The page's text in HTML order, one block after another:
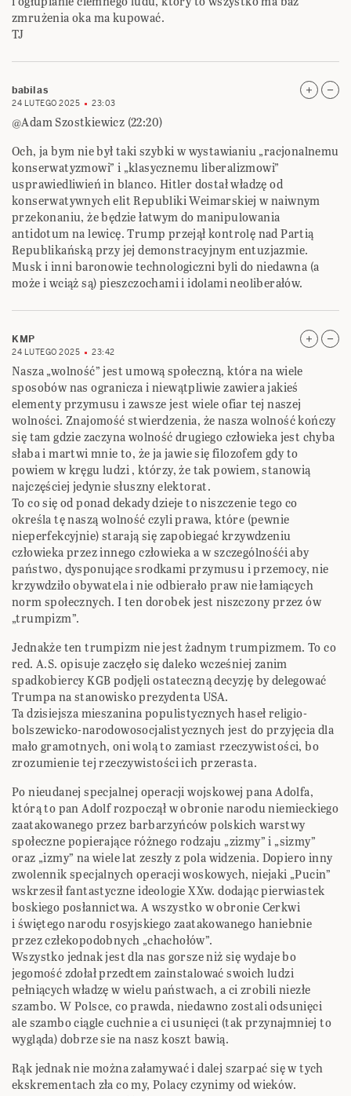
zmrużenia oka ma kupować.
TJ
babilas
24 LUTEGO 2025 23:03
@Adam Szostkiewicz (22:20)
Och, ja bym nie był taki szybki w wystawianiu „racjonalnemu
konserwatyzmowi” i „klasycznemu liberalizmowi”
usprawiedliwień in blanco. Hitler dostał władzę od
konserwatywnych elit Republiki Weimarskiej w naiwnym
przekonaniu, że będzie łatwym do manipulowania
antidotum na lewicę. Trump przejął kontrolę nad Partią
Republikańską przy jej demonstracyjnym entuzjazmie.
Musk i inni baronowie technologiczni byli do niedawna (a
może i wciąż są) pieszczochami i idolami neoliberałów.
KMP
24 LUTEGO 2025 23:42
Nasza „wolność” jest umową społeczną, która na wiele
sposobów nas ogranicza i niewątpliwie zawiera jakieś
elementy przymusu i zawsze jest wiele ofiar tej naszej
wolności. Znajomość stwierdzenia, że nasza wolność kończy
się tam gdzie zaczyna wolność drugiego człowieka jest chyba
słaba i martwi mnie to, że ja jawie się filozofem gdy to
powiem w kręgu ludzi , którzy, że tak powiem, stanowią
najczęściej jedynie słuszny elektorat.
To co się od ponad dekady dzieje to niszczenie tego co
określa tę naszą wolność czyli prawa, które (pewnie
nieperfekcyjnie) starają się zapobiegać krzywdzeniu
człowieka przez innego człowieka a w szczególnośći aby
państwo, dysponujące srodkami przymusu i przemocy, nie
krzywdziło obywatela i nie odbierało praw nie łamiących
norm społecznych. I ten dorobek jest niszczony przez ów
„trumpizm”.
Jednakże ten trumpizm nie jest żadnym trumpizmem. To co
red. A.S. opisuje zaczęło się daleko wcześniej zanim
spadkobiercy KGB podjęli ostateczną decyzję by delegować
Trumpa na stanowisko prezydenta USA.
Ta dzisiejsza mieszanina populistycznych haseł religio-
bolszewicko-narodowosocjalistycznych jest do przyjęcia dla
mało gramotnych, oni wolą to zamiast rzeczywistości, bo
zrozumienie tej rzeczywistości ich przerasta.
Po nieudanej specjalnej operacji wojskowej pana Adolfa,
którą to pan Adolf rozpoczął w obronie narodu niemieckiego
zaatakowanego przez barbarzyńców polskich warstwy
społeczne popierające różnego rodzaju „zizmy” i „sizmy”
oraz „izmy” na wiele lat zeszły z pola widzenia. Dopiero inny
zwolennik specjalnych operacji woskowych, niejaki „Pucin”
wskrzesił fantastyczne ideologie XXw. dodając pierwiastek
boskiego posłannictwa. A wszystko w obronie Cerkwi
i świętego narodu rosyjskiego zaatakowanego haniebnie
przez człekopodobnych „chachołów”.
Wszystko jednak jest dla nas gorsze niż się wydaje bo
jegomość zdołał przedtem zainstalować swoich ludzi
pełniących władzę w wielu państwach, a ci zrobili niezłe
szambo. W Polsce, co prawda, niedawno zostali odsunięci
ale szambo ciągle cuchnie a ci usunięci (tak przynajmniej to
wygląda) dobrze sie na nasz koszt bawią.
Rąk jednak nie można załamywać i dalej szarpać się w tych
ekskrementach zła co my, Polacy czynimy od wieków.